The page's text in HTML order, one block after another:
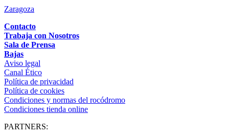
Zaragoza
Contacto
Trabaja con Nosotros
Sala de Prensa
Bajas
Aviso legal
Canal Ético
Política de privacidad
Política de cookies
Condiciones y normas del rocódromo
Condiciones tienda online
PARTNERS: